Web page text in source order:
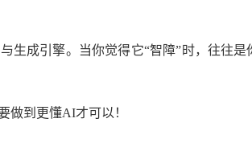
生成引擎。当你觉得它“智障”时，往往是
做到更懂AI才可以！